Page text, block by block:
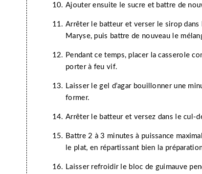
Ajouter ensuite le sucre et battre de
Arrêter le batteur et verser le sirop dans
Maryse, puis battre de nouveau le
Pendant ce temps, placer la casserole
porter à feu vif.
Laisser le gel d’agar bouillonner une
former.
Arrêter le batteur et versez dans le cul-
Battre 2 à 3 minutes à puissance
le plat, en répartissant bien la
Laisser refroidir le bloc de guimauve